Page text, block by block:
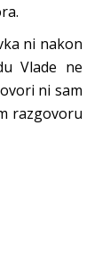
ni nakon
Vlade ne
ni sam
razgovoru